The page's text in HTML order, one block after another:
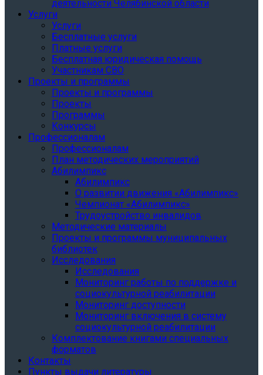
деятельности Челябинской области
Услуги
Услуги
Бесплатные услуги
Платные услуги
Бесплатная юридическая помощь
Участникам СВО
Проекты и программы
Проекты и программы
Проекты
Программы
Конкурсы
Профессионалам
Профессионалам
План методических мероприятий
Абилимпикс
Абилимпикс
О развитии движения «Абилимпикс»
Чемпионат «Абилимпикс»
Трудоустройство инвалидов
Методические материалы
Проекты и программы муниципальных
библиотек
Исследования
Исследования
Мониторинг работы по поддержке и
социокультурной реабилитации
Мониторинг доступности
Мониторинг включения в систему
социокультурной реабилитации
Комплектование книгами специальных
форматов
Контакты
Пункты выдачи литературы